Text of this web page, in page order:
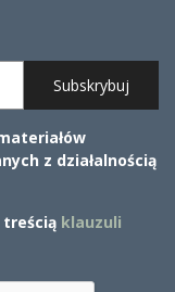
Subskrybuj
z działalnością
treścią klauzuli